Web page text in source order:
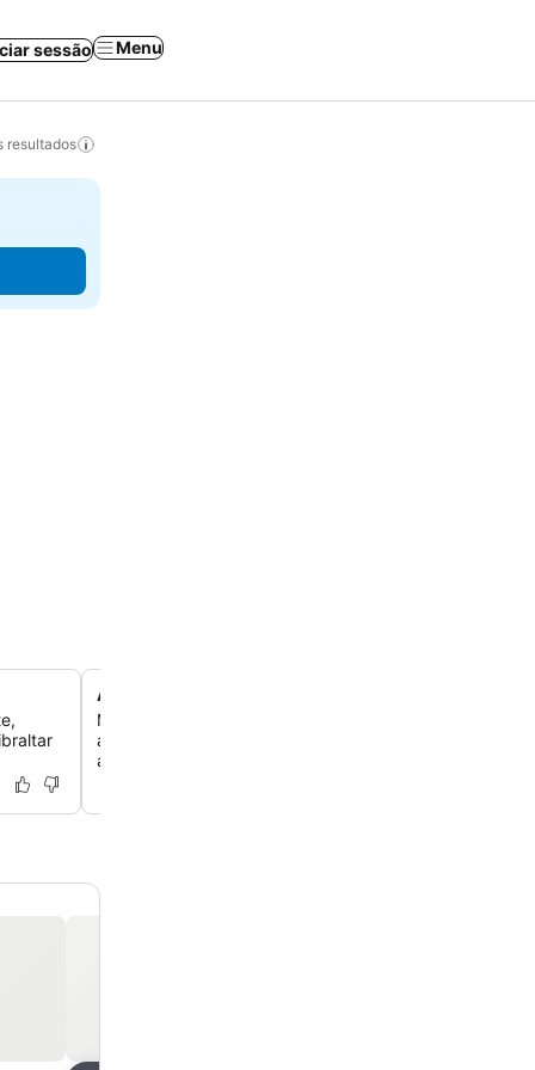
sessão Menu
resultados
Acesso a pé ao aeroporto e fronteira
Mergulhe na geografia local com uma caminhada de
aeroporto e a fronteira espanhola, incluindo a rara
atravessar a pista a pé.